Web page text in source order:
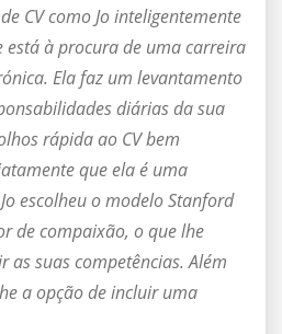
CV como Jo inteligentemente
está à procura de uma carreira
Ela faz um levantamento
diárias da sua
rápida ao CV bem
que ela é uma
escolheu o modelo Stanford
de compaixão, o que lhe
as suas competências. Além
a opção de incluir uma